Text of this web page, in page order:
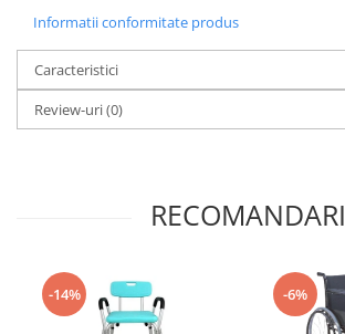
Informatii conformitate produs
Caracteristici
Review-uri(0)
RECOMANDARI
-14% -6%